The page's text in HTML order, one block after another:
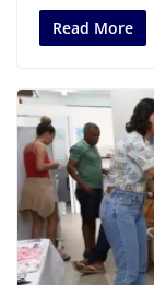
Read More